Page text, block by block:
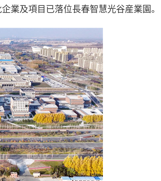
業及項目已落位長春智慧光谷産業園。